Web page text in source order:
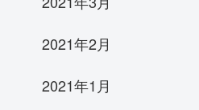
2021年2月
2021年1月